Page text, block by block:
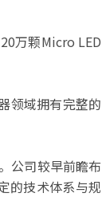
万颗Micro LED
领域拥有完整的
公司较早前瞻布
的技术体系与规